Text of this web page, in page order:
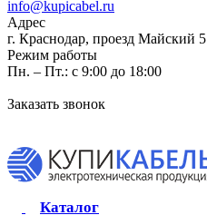
info@kupicabel.ru
Адрес
г. Краснодар, проезд Майский 5
Режим работы
Пн. – Пт.: с 9:00 до 18:00
Заказать звонок
Каталог